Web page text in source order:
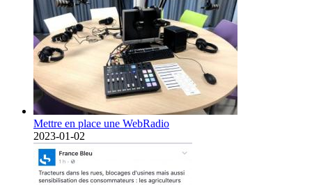
Mettre en place une WebRadio
2023-01-02